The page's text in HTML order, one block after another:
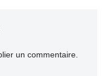
un commentaire.